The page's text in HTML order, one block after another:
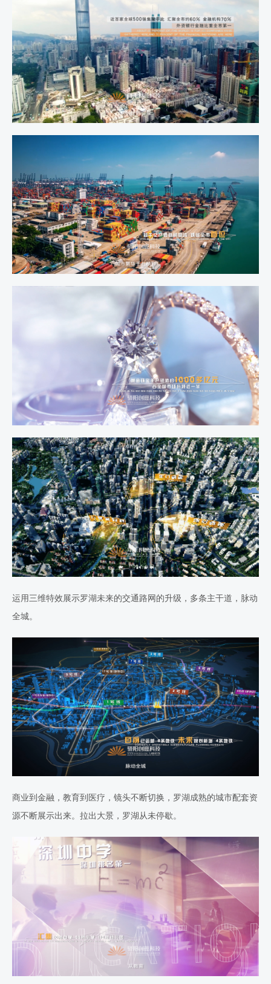
运用三维特效展示罗湖未来的交通路网的升级，多条主干道，脉动
全城。
商业到金融，教育到医疗，镜头不断切换，罗湖成熟的城市配套资
源不断展示出来。拉出大景，罗湖从未停歇。